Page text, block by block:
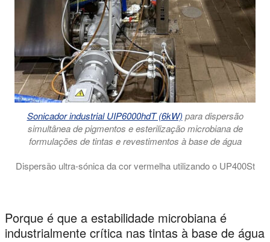
Sonicador industrial UIP6000hdT (6kW) para dispersão
simultânea de pigmentos e esterilização microbiana de
formulações de tintas e revestimentos à base de água
Dispersão ultra-sónica da cor vermelha utilizando o UP400St
Porque é que a estabilidade microbiana é
industrialmente crítica nas tintas à base de água